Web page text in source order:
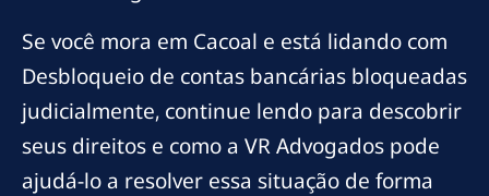
Se você mora em Cacoal e está lidando com
Desbloqueio de contas bancárias bloqueadas
judicialmente, continue lendo para descobrir
seus direitos e como a VR Advogados pode
ajudá-lo a resolver essa situação de forma